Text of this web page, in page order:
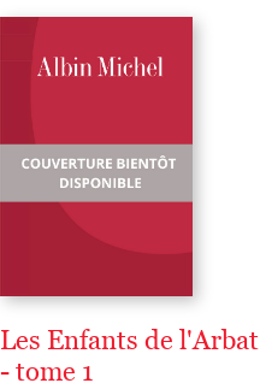
Les Enfants de l'Arbat
- tome 1